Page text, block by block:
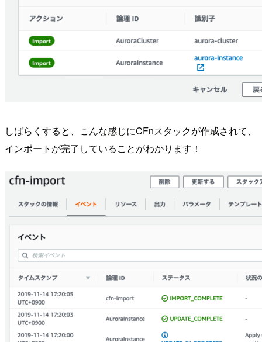
しばらくすると、こんな感じにCFnスタックが作成されて、
インポートが完了していることがわかります！